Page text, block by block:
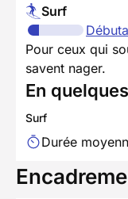
Surf
Pour ceux qui
savent nager.
En
Surf
Durée